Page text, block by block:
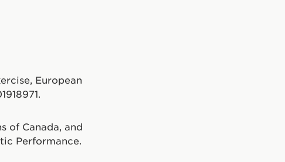
European
of Canada, and
Performance.